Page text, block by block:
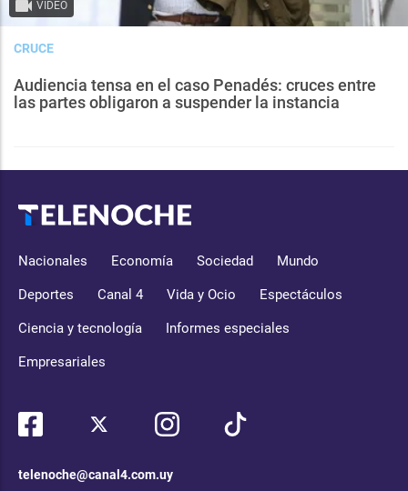
VIDEO
CRUCE
Audiencia tensa en el caso Penadés: cruces entre
las partes obligaron a suspender la instancia
Nacionales Economía Sociedad Mundo
Deportes Canal 4 Vida y Ocio Espectáculos
Ciencia y tecnología Informes especiales
Empresariales
telenoche@canal4.com.uy